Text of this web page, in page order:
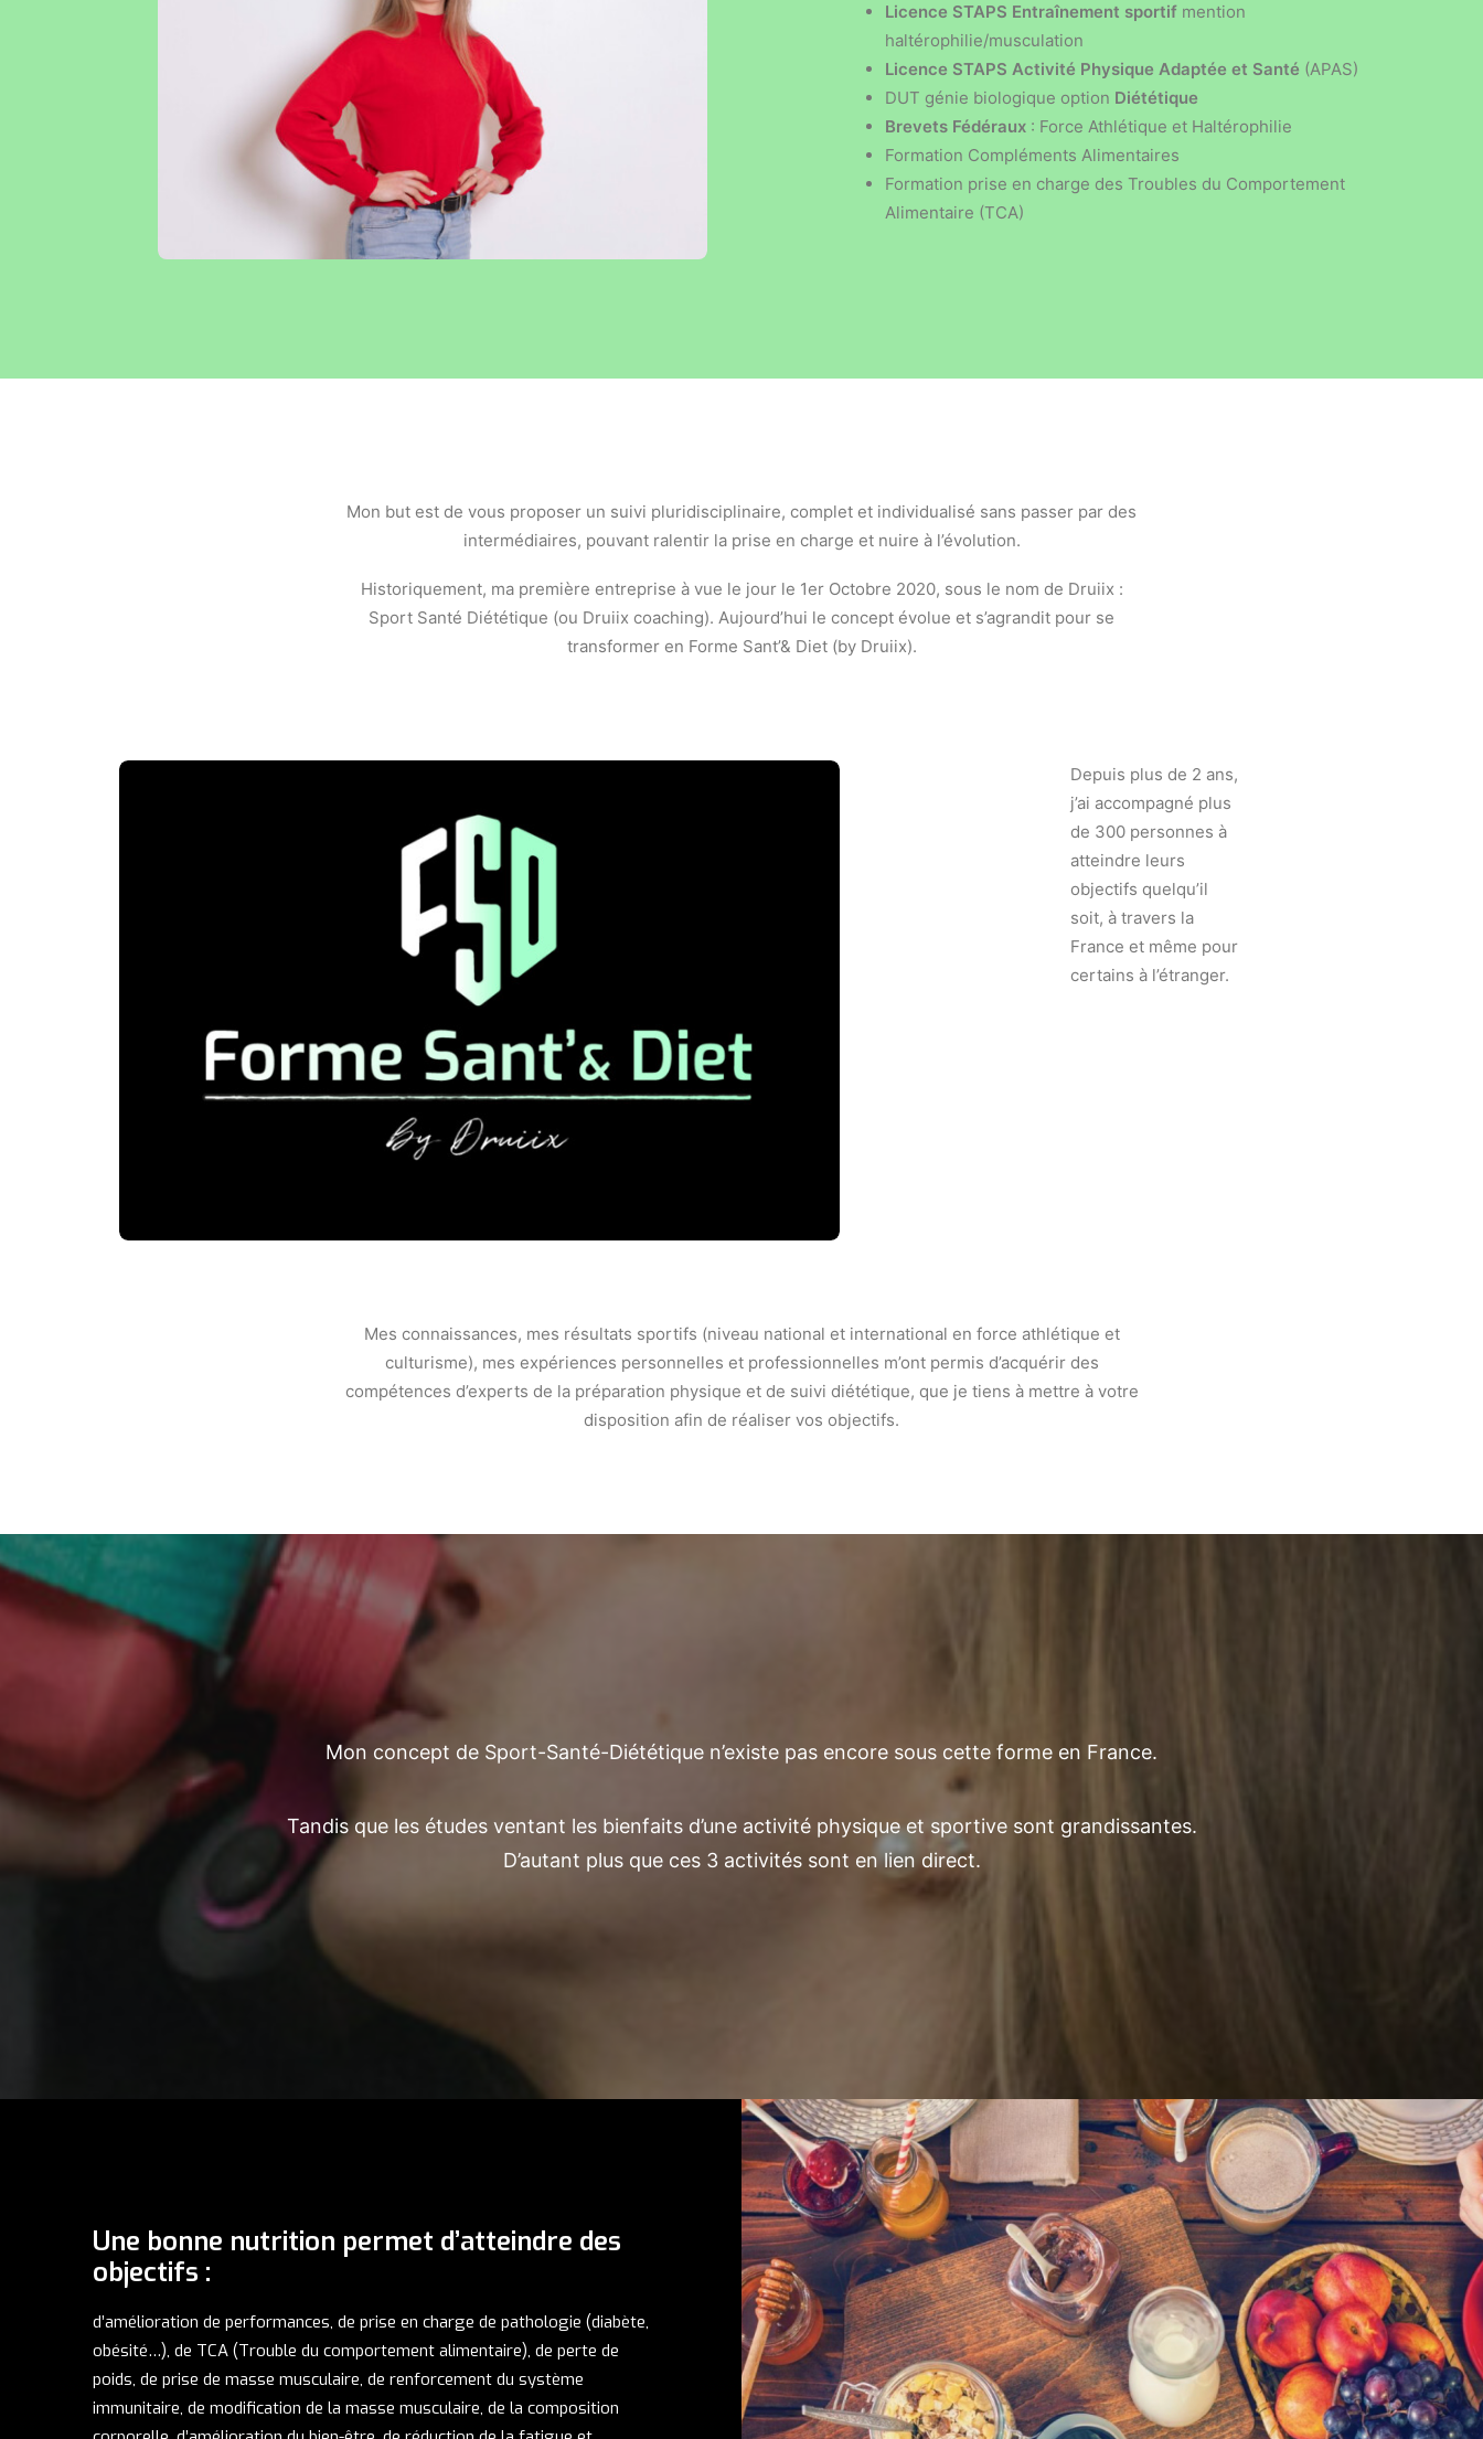
Licence STAPS Entraînement sportif mention
haltérophilie/musculation
Licence STAPS Activité Physique Adaptée et Santé (APAS)
DUT génie biologique option Diététique
Brevets Fédéraux : Force Athlétique et Haltérophilie
Formation Compléments Alimentaires
Formation prise en charge des Troubles du Comportement
Alimentaire (TCA)
Mon but est de vous proposer un suivi pluridisciplinaire, complet et individualisé sans passer par des
intermédiaires, pouvant ralentir la prise en charge et nuire à l’évolution.
Historiquement, ma première entreprise à vue le jour le 1er Octobre 2020, sous le nom de Druiix :
Sport Santé Diététique (ou Druiix coaching). Aujourd’hui le concept évolue et s’agrandit pour se
transformer en Forme Sant’& Diet (by Druiix).
Depuis plus de 2 ans,
j’ai accompagné plus
de 300 personnes à
atteindre leurs
objectifs quelqu’il
soit, à travers la
France et même pour
certains à l’étranger.
Mes connaissances, mes résultats sportifs (niveau national et international en force athlétique et
culturisme), mes expériences personnelles et professionnelles m’ont permis d’acquérir des
compétences d’experts de la préparation physique et de suivi diététique, que je tiens à mettre à votre
disposition afin de réaliser vos objectifs.
Mon concept de Sport-Santé-Diététique n’existe pas encore sous cette forme en France.
Tandis que les études ventant les bienfaits d’une activité physique et sportive sont grandissantes.
D’autant plus que ces 3 activités sont en lien direct.
Une bonne nutrition permet d’atteindre des
objectifs :
d’amélioration de performances, de prise en charge de pathologie (diabète,
obésité…), de TCA (Trouble du comportement alimentaire), de perte de
poids, de prise de masse musculaire, de renforcement du système
immunitaire, de modification de la masse musculaire, de la composition